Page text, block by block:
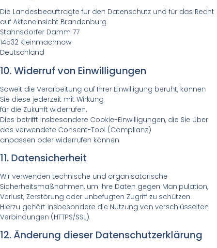
Die Landesbeauftragte für den Datenschutz und für das Recht
auf Akteneinsicht Brandenburg
Stahnsdorfer Damm 77
14532 Kleinmachnow
Deutschland
10. Widerruf von Einwilligungen
Soweit die Verarbeitung auf Ihrer Einwilligung beruht, können
Sie diese jederzeit mit Wirkung
für die Zukunft widerrufen.
Dies betrifft insbesondere Cookie-Einwilligungen, die Sie über
das verwendete Consent-Tool (Complianz)
anpassen oder widerrufen können.
11. Datensicherheit
Wir verwenden technische und organisatorische
Sicherheitsmaßnahmen, um Ihre Daten gegen Manipulation,
Verlust, Zerstörung oder unbefugten Zugriff zu schützen.
Hierzu gehört insbesondere die Nutzung von verschlüsselten
Verbindungen (HTTPS/SSL).
12. Änderung dieser Datenschutzerklärung